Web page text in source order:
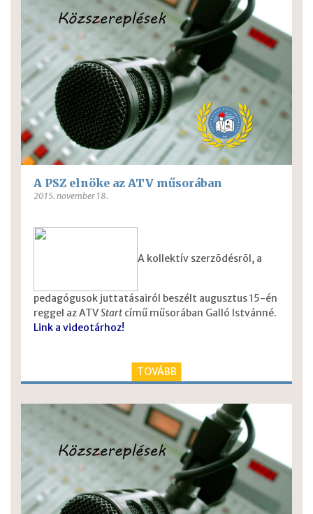
A PSZ elnöke az ATV műsorában
2015. november 18.
A kollektív szerzõdésrõl, a
pedagógusok juttatásairól beszélt augusztus 15-én
reggel az ATVStartcímű műsorában Galló Istvánné.
Link a videotárhoz!
TOVÁBB